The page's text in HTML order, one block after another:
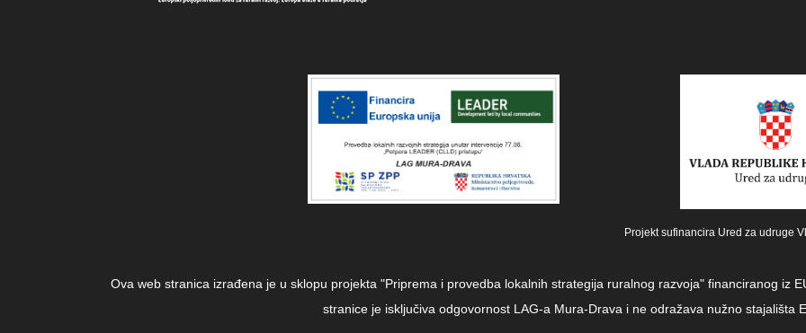
Projekt sufinancira Ured za udruge
Ova web stranica izrađena je u sklopu projekta "Priprema i provedba lokalnih strategija ruralnog razvoja" financiranog iz
stranice je isključiva odgovornost LAG-a Mura-Drava i ne odražava nužno stajališta